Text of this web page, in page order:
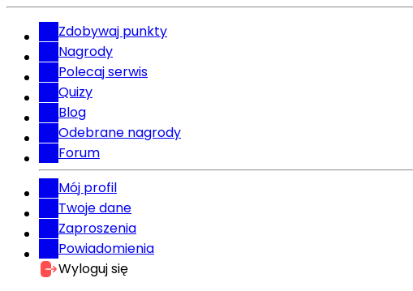
Zdobywaj punkty
Nagrody
Polecaj serwis
Quizy
Blog
Odebrane nagrody
Forum
Mój profil
Twoje dane
Zaproszenia
Powiadomienia
Wyloguj się